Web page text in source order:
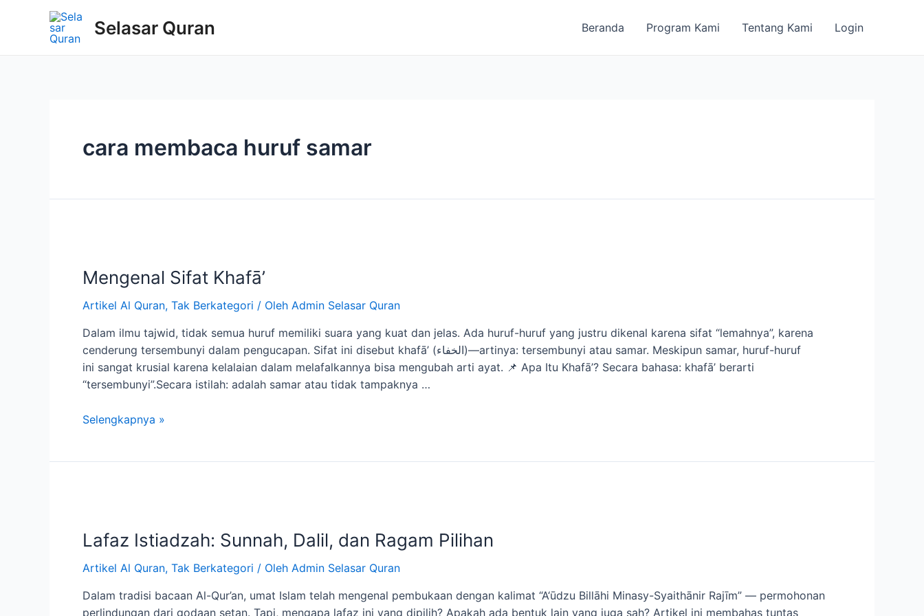
Selasar Quran Beranda Program Kami Tentang Kami Login
cara membaca huruf samar
Mengenal Sifat Khafā’
Artikel Al Quran, Tak Berkategori / Oleh Admin Selasar Quran
Dalam ilmu tajwid, tidak semua huruf memiliki suara yang kuat dan jelas. Ada huruf-huruf yang justru dikenal karena sifat “lemahnya”, karena
cenderung tersembunyi dalam pengucapan. Sifat ini disebut khafā’ (الخفاء)—artinya: tersembunyi atau samar. Meskipun samar, huruf-huruf
ini sangat krusial karena kelalaian dalam melafalkannya bisa mengubah arti ayat. 📌 Apa Itu Khafā’? Secara bahasa: khafā’ berarti
“tersembunyi”.Secara istilah: adalah samar atau tidak tampaknya …
Selengkapnya »
Lafaz Istiadzah: Sunnah, Dalil, dan Ragam Pilihan
Artikel Al Quran, Tak Berkategori / Oleh Admin Selasar Quran
Dalam tradisi bacaan Al-Qur’an, umat Islam telah mengenal pembukaan dengan kalimat “A‘ūdzu Billāhi Minasy-Syaithānir Rajīm” — permohonan
perlindungan dari godaan setan. Tapi, mengapa lafaz ini yang dipilih? Apakah ada bentuk lain yang juga sah? Artikel ini membahas tuntas